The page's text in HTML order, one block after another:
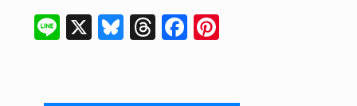
Li
n
X Bl
u
T
hr
F
a